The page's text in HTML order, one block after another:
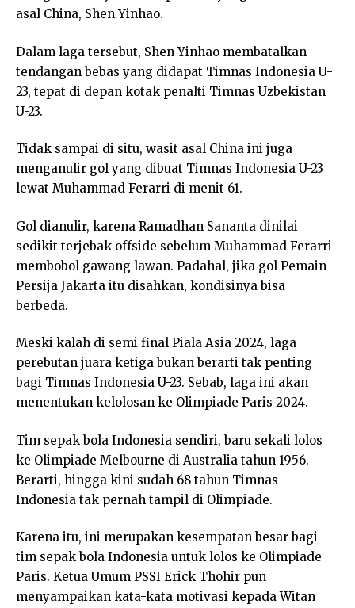
asal China, Shen Yinhao.
Dalam laga tersebut, Shen Yinhao membatalkan
tendangan bebas yang didapat Timnas Indonesia U-
23, tepat di depan kotak penalti Timnas Uzbekistan
U-23.
Tidak sampai di situ, wasit asal China ini juga
menganulir gol yang dibuat Timnas Indonesia U-23
lewat Muhammad Ferarri di menit 61.
Gol dianulir, karena Ramadhan Sananta dinilai
sedikit terjebak offside sebelum Muhammad Ferarri
membobol gawang lawan. Padahal, jika gol Pemain
Persija Jakarta itu disahkan, kondisinya bisa
berbeda.
Meski kalah di semi final Piala Asia 2024, laga
perebutan juara ketiga bukan berarti tak penting
bagi Timnas Indonesia U-23. Sebab, laga ini akan
menentukan kelolosan ke Olimpiade Paris 2024.
Tim sepak bola Indonesia sendiri, baru sekali lolos
ke Olimpiade Melbourne di Australia tahun 1956.
Berarti, hingga kini sudah 68 tahun Timnas
Indonesia tak pernah tampil di Olimpiade.
Karena itu, ini merupakan kesempatan besar bagi
tim sepak bola Indonesia untuk lolos ke Olimpiade
Paris. Ketua Umum PSSI Erick Thohir pun
menyampaikan kata-kata motivasi kepada Witan